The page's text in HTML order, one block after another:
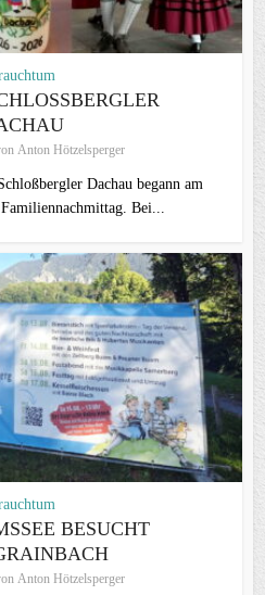
D
Anton Hötzelsperger
Dachau begann am
Bei...
BESUCHT
Anton Hötzelsperger